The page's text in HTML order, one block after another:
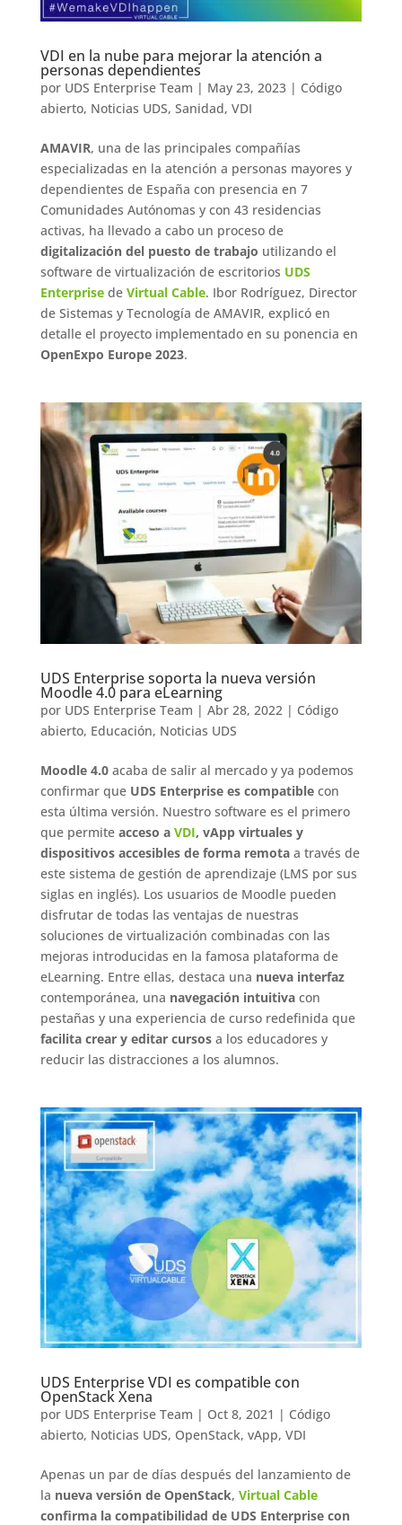
VDI en la nube para mejorar la atención a
personas dependientes
por UDS Enterprise Team | May 23, 2023| Código
abierto, Noticias UDS, Sanidad, VDI
AMAVIR, una de las principales compañías
especializadas en la atención a personas mayores y
dependientes de España con presencia en 7
Comunidades Autónomas y con 43 residencias
activas, ha llevado a cabo un proceso de
digitalización del puesto de trabajo utilizando el
software de virtualización de escritorios UDS
Enterprisede Virtual Cable. Ibor Rodríguez, Director
de Sistemas y Tecnología de AMAVIR, explicó en
detalle el proyecto implementado en su ponencia en
OpenExpo Europe 2023.
UDS Enterprise soporta la nueva versión
Moodle 4.0 para eLearning
por UDS Enterprise Team | Abr 28, 2022 | Código
abierto, Educación, Noticias UDS
Moodle 4.0acaba de salir al mercado y ya podemos
confirmar que UDS Enterprise es compatiblecon
esta última versión. Nuestro software es el primero
que permite acceso a VDI, vApp virtuales y
dispositivos accesibles de forma remotaa través de
este sistema de gestión de aprendizaje (LMS por sus
siglas en inglés). Los usuarios de Moodle pueden
disfrutar de todas las ventajas de nuestras
soluciones de virtualización combinadas con las
mejoras introducidas en la famosa plataforma de
eLearning. Entre ellas, destaca una nueva interfaz
contemporánea, una navegación intuitivacon
pestañas y una experiencia de curso redefinida que
facilita crear y editar cursosa los educadores y
reducir las distracciones a los alumnos.
UDS Enterprise VDI es compatible con
OpenStack Xena
por UDS Enterprise Team | Oct 8, 2021 | Código
abierto, Noticias UDS, OpenStack, vApp, VDI
Apenas un par de días después del lanzamiento de
la nueva versión de OpenStack, Virtual Cable
confirma la compatibilidad de UDS Enterprise con